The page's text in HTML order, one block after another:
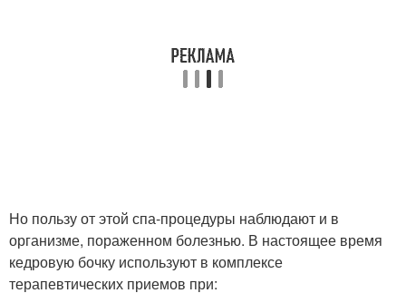
Но пользу от этой спа-процедуры наблюдают и в
организме, пораженном болезнью. В настоящее время
кедровую бочку используют в комплексе
терапевтических приемов при: